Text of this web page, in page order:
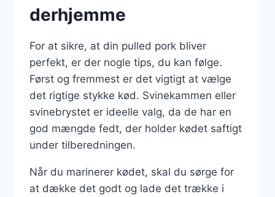
derhjemme
For at sikre, at din pulled pork bliver
perfekt, er der nogle tips, du kan følge.
Først og fremmest er det vigtigt at vælge
det rigtige stykke kød. Svinekammen eller
svinebrystet er ideelle valg, da de har en
god mængde fedt, der holder kødet saftigt
under tilberedningen.
Når du marinerer kødet, skal du sørge for
at dække det godt og lade det trække i